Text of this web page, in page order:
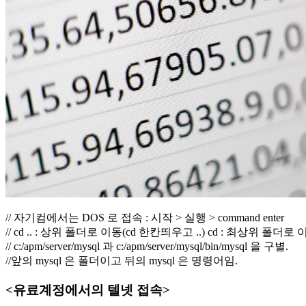
// 자기컴에서는 DOS 로 접속 : 시작 > 실행 > command enter
// cd .. : 상위 폴더로 이동(cd 한칸띄우고 ..) cd : 최상위 폴더로
// c:/apm/server/mysql 과 c:/apm/server/mysql/bin/mysql 을 구별.
//앞의 mysql 은 폴더이고 뒤의 mysql 은 명령어임.
<유료계정에서의 텔넷 접속>